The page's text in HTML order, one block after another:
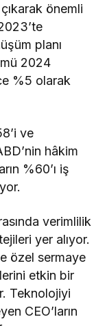
önemli
planı
2024
%5 olarak
ve
hâkim
%60’ı iş
verimlilik
yer alıyor.
özel sermaye
etkin bir
Teknolojiyi
CEO’ların